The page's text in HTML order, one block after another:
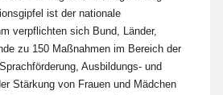
ist der nationale
verpflichten sich Bund, Länder,
zu 150 Maßnahmen im Bereich der
Ausbildungs- und
Stärkung von Frauen und Mädchen